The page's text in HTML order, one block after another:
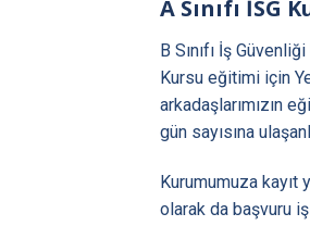
A Sınıfı
B Sınıfı İş
Kursu eğitimi için
arkadaşlarımızın
gün sayısına
Kurumumuza
olarak da başvuru